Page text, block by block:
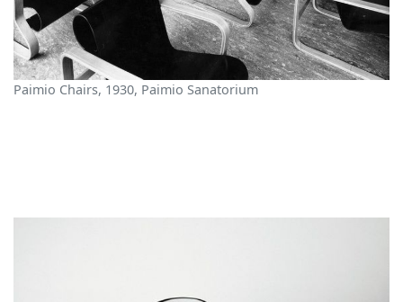
Paimio Chairs, 1930, Paimio Sanatorium